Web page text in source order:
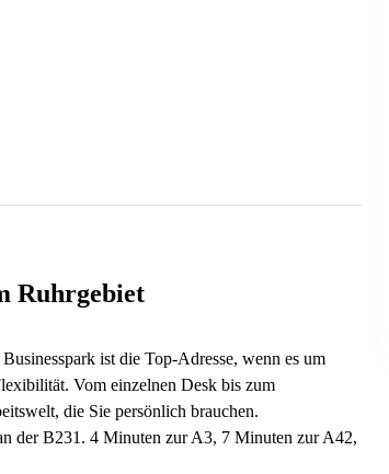
Ruhrgebiet
ist die Top-Adresse, wenn es um
Vom einzelnen Desk bis zum
die Sie persönlich brauchen.
der B231. 4 Minuten zur A3, 7 Minuten zur A42,